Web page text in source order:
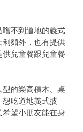
嚐不到道地的義式
利麵外，也有提供
兒童餐跟兒童餐
的樂高積木、桌
想吃道地義式披
望小朋友能在身